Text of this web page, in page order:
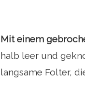
Mit einem
halb leer und
langsame Folter,